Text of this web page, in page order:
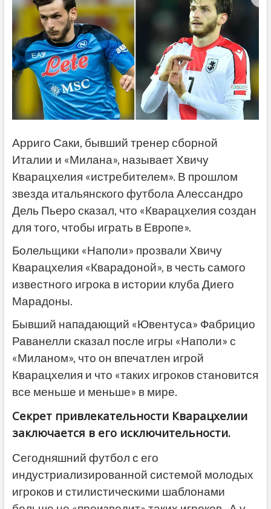
Арриго Саки, бывший тренер сборной
Италии и «Милана», называет Хвичу
Кварацхелия «истребителем». В прошлом
звезда итальянского футбола Алессандро
Дель Пьеро сказал, что «Кварацхелия создан
для того, чтобы играть в Европе».
Болельщики «Наполи» прозвали Хвичу
Кварацхелия «Кварадоной», в честь самого
известного игрока в истории клуба Диего
Марадоны.
Бывший нападающий «Ювентуса» Фабрицио
Раванелли сказал после игры «Наполи» с
«Миланом», что он впечатлен игрой
Кварацхелия и что «таких игроков становится
все меньше и меньше» в мире.
Секрет привлекательности Кварацхелии
заключается в его исключительности.
Сегодняшний футбол с его
индустриализированной системой молодых
игроков и стилистическими шаблонами